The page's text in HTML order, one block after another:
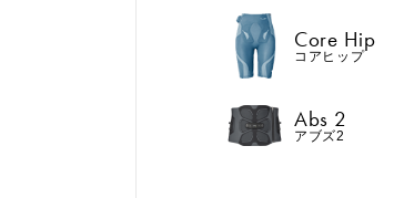
LIVE SHOPPING
Core Hip
コアヒップ
Abs 2
アブズ2
おすすめ